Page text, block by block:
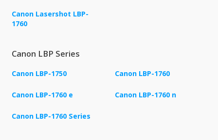
Canon Lasershot LBP-
1760
Canon LBP Series
Canon LBP-1750 Canon LBP-1760
Canon LBP-1760 e Canon LBP-1760 n
Canon LBP-1760 Series